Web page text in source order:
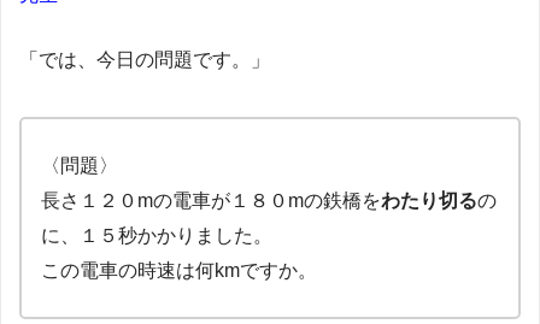
「では、今日の問題です。」
〈問題〉
長さ１２０mの電車が１８０mの鉄橋をわたり切るの
に、１５秒かかりました。
この電車の時速は何kmですか。